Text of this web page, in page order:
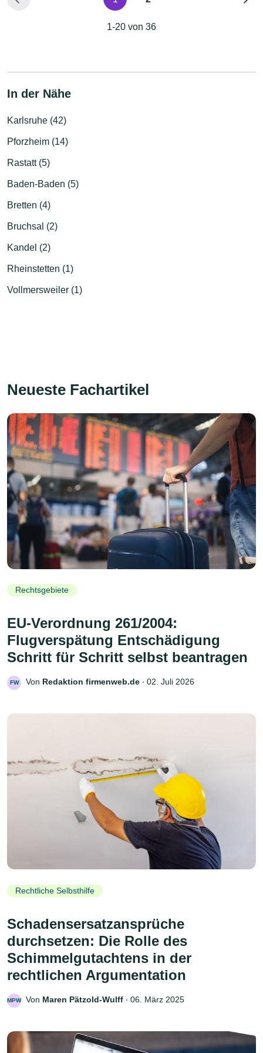
1-20 von 36
In der Nähe
Karlsruhe (42)
Pforzheim (14)
Rastatt (5)
Baden-Baden (5)
Bretten (4)
Bruchsal (2)
Kandel (2)
Rheinstetten (1)
Vollmersweiler (1)
Neueste Fachartikel
Rechtsgebiete
EU-Verordnung 261/2004:
Flugverspätung Entschädigung
Schritt für Schritt selbst beantragen
FW Von Redaktion firmenweb.de ‧ 02. Juli 2026
Rechtliche Selbsthilfe
Schadensersatzansprüche
durchsetzen: Die Rolle des
Schimmelgutachtens in der
rechtlichen Argumentation
MPW Von Maren Pätzold-Wulff ‧ 06. März 2025